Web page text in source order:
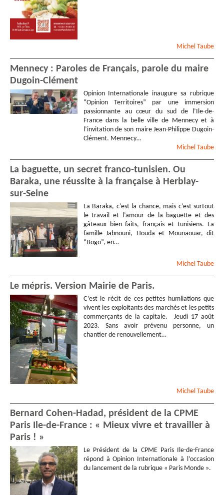
Michel Taube
Mennecy : Paroles de Français, parole du maire
Dugoin-Clément
Opinion Internationale inaugure sa rubrique
“Opinion Territoires” par une immersion
passionnante au cœur du sud de l’Ile-de-
France dans la belle ville de Mennecy et à
l’invitation de son maire Jean-Philippe Dugoin-
Clément. Mennecy…
Michel Taube
La baguette, un secret franco-tunisien. Ou
Baraka, une réussite à la française à Herblay-
sur-Seine
La Baraka, c’est la chance, mais c’est surtout
le travail et l’amour de la baguette et des
gâteaux bien faits, français et tunisiens. La
famille Jabnouni, Houda et Mounaouar, dit
“Bogo”, en…
Michel Taube
Le mépris. Version Mairie de Paris.
C’est le récit de ces petites humliations que
vivent les exploitants des marchés et les petits
commerçants de la capitale. Jeudi 17 août
2023. Sans avoir prévenu personne, un
chantier de renouvellement…
Michel Taube
Bernard Cohen-Hadad, président de la CPME
Paris Ile-de-France : « Mieux vivre et travailler à
Paris ! »
Le Président de la CPME Paris Ile-de-France
répond à Opinion Internationale à l’occasion
du lancement de la rubrique « Paris Monde ».